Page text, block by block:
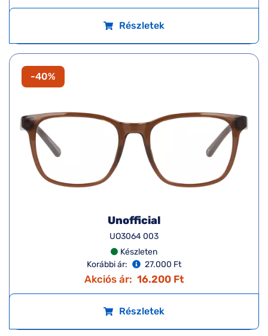
Részletek
-40%
Unofficial
UO3064 003
Készleten
Korábbi ár:
27.000 Ft
Akciós ár: 16.200 Ft
Részletek